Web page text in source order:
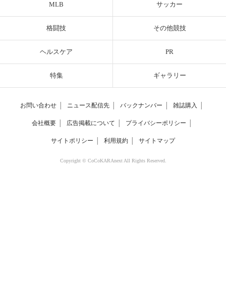
MLB サッカー
格闘技 その他競技
ヘルスケア PR
特集 ギャラリー
お問い合わせ ニュース配信先 バックナンバー 雑誌購入
会社概要 広告掲載について プライバシーポリシー
サイトポリシー 利用規約 サイトマップ
Copyright © CoCoKARAnext All Rights Reserved.